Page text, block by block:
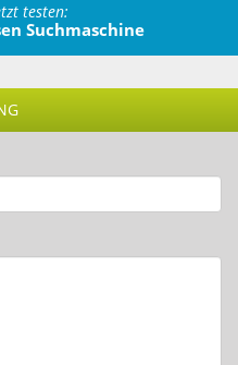
testen:
Suchmaschine